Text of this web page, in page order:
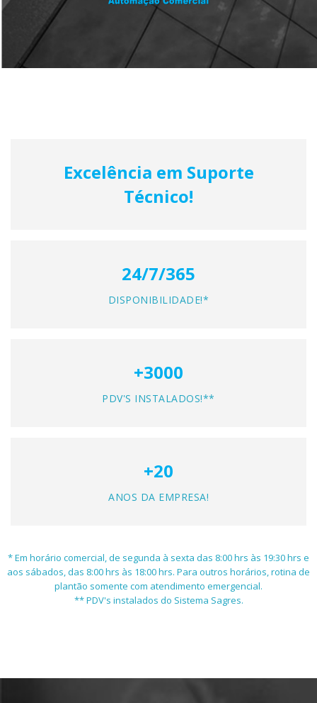
Excelência em Suporte
Técnico!
24/7/365
DISPONIBILIDADE!*
+3000
PDV'S INSTALADOS!**
+20
ANOS DA EMPRESA!
* Em horário comercial, de segunda à sexta das 8:00 hrs às 19:30 hrs e
aos sábados, das 8:00 hrs às 18:00 hrs. Para outros horários, rotina de
plantão somente com atendimento emergencial.
** PDV's instalados do Sistema Sagres.